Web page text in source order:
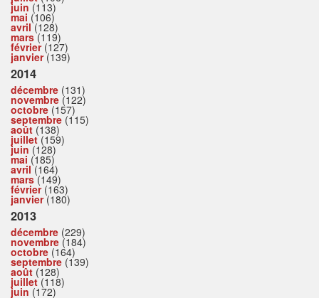
juin (113)
mai (106)
avril(128)
mars(119)
février(127)
janvier(139)
2014
décembre (131)
novembre (122)
octobre (157)
septembre (115)
août (138)
juillet(159)
juin (128)
mai (185)
avril(164)
mars(149)
février(163)
janvier(180)
2013
décembre (229)
novembre (184)
octobre (164)
septembre (139)
août (128)
juillet(118)
juin (172)